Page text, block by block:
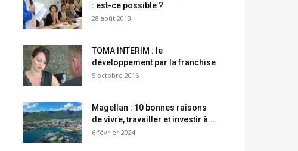
: est-ce possible ?
28 août 2013
TOMA INTERIM : le
développement par la franchise
5 octobre 2016
Magellan : 10 bonnes raisons
de vivre, travailler et investir à...
6 février 2024